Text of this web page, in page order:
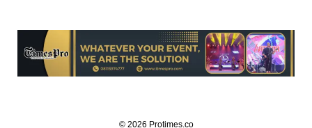
© 2026 Protimes.co